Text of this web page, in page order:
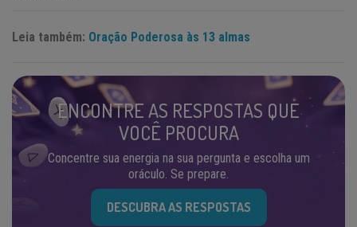
Leia também: Oração Poderosa às 13 almas
ENCONTRE AS RESPOSTAS QUE
VOCÊ PROCURA
Concentre sua energia na sua pergunta e escolha um
oráculo. Se prepare.
DESCUBRA AS RESPOSTAS